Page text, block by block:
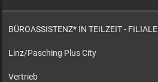
BÜROASSISTENZ* IN TEILZEIT - FILIALE
Linz/Pasching Plus City
Vertrieb